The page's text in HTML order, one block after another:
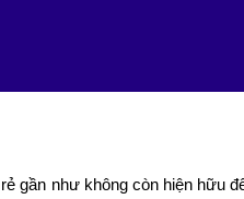
gần như không còn hiện hữu